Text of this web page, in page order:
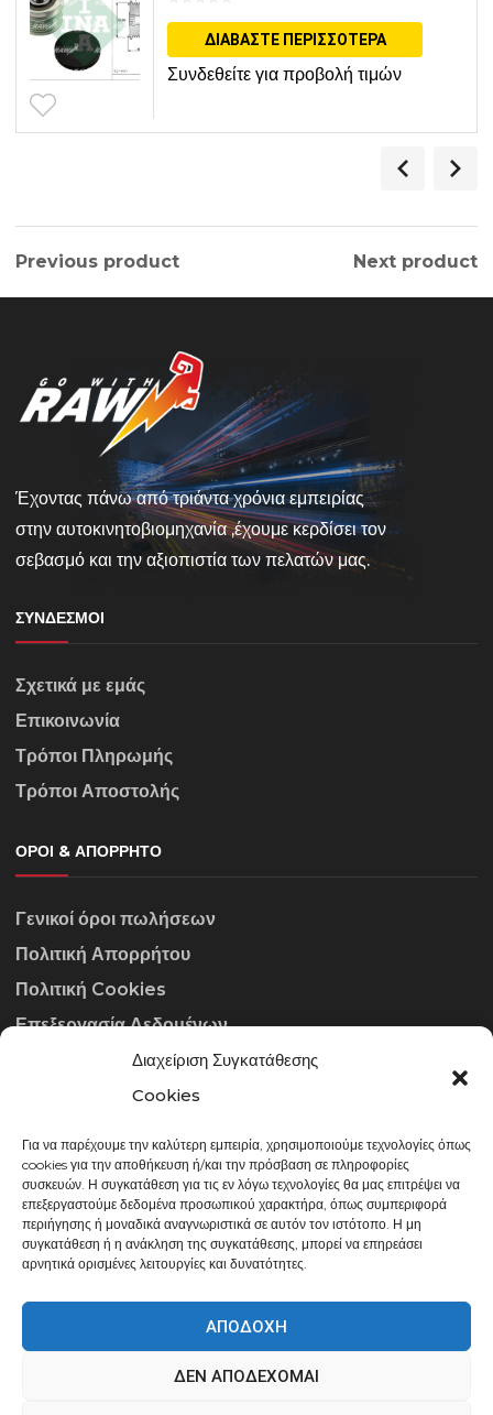
Διαχείριση Συγκατάθεσης
Cookies
Για να παρέχουμε την καλύτερη εμπειρία, χρησιμοποιούμε τεχνολογίες όπως
cookies για την αποθήκευση ή/και την πρόσβαση σε πληροφορίες
συσκευών. Η συγκατάθεση για τις εν λόγω τεχνολογίες θα μας επιτρέψει να
επεξεργαστούμε δεδομένα προσωπικού χαρακτήρα, όπως συμπεριφορά
περιήγησης ή μοναδικά αναγνωριστικά σε αυτόν τον ιστότοπο. Η μη
συγκατάθεση ή η ανάκληση της συγκατάθεσης, μπορεί να επηρεάσει
αρνητικά ορισμένες λειτουργίες και δυνατότητες.
ΑΠΟΔΟΧΉ
ΔΕΝ ΑΠΟΔΈΧΟΜΑΙ
ΔΙΑΒΆΣΤΕ ΠΕΡΙΣΣΌΤΕΡΑ
Συνδεθείτε για προβολή τιμών
Previous product Next product
Έχοντας πάνω από τριάντα χρόνια εμπειρίας
στην αυτοκινητοβιομηχανία ,έχουμε κερδίσει τον
σεβασμό και την αξιοπιστία των πελατών μας.
ΣΎΝΔΕΣΜΟΙ
Σχετικά με εμάς
Επικοινωνία
Τρόποι Πληρωμής
Τρόποι Αποστολής
ΌΡΟΙ & ΑΠΌΡΡΗΤΟ
Γενικοί όροι πωλήσεων
Πολιτική Απορρήτου
Πολιτική Cookies
Επεξεργασία Δεδομένων
info@gowithraw.gr
24310 35062
Δευ. - Παρ. 08:00 - 20:00
gowithraw.gr © 2020 | Powered by